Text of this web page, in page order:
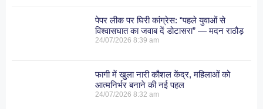
पेपर लीक पर घिरी कांग्रेस: “पहले युवाओं से
विश्वासघात का जवाब दें डोटासरा” — मदन राठौड़
24/07/20268:39 am
फागी में खुला नारी कौशल केंद्र, महिलाओं को
आत्मनिर्भर बनाने की नई पहल
24/07/20268:32 am